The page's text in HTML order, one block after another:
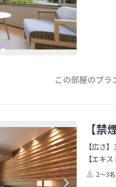
この部屋のプラ
【
【広さ
【エキ
2～3名